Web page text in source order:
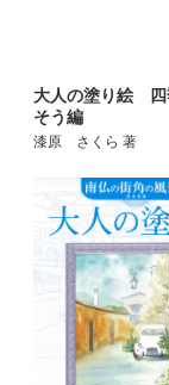
大人の塗り絵 四
そう編
漆原 さくら 著